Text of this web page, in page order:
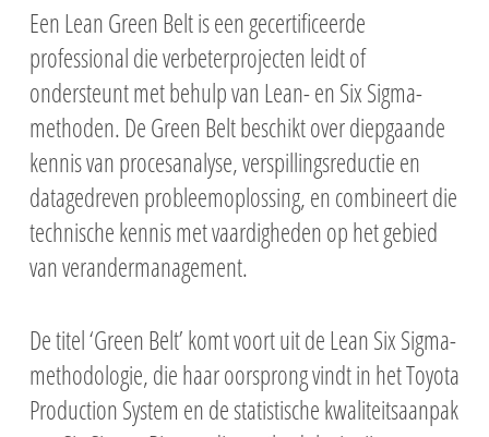
Een Lean Green Belt is een gecertificeerde
professional die verbeterprojecten leidt of
ondersteunt met behulp van Lean- en Six Sigma-
methoden. De Green Belt beschikt over diepgaande
kennis van procesanalyse, verspillingsreductie en
datagedreven probleemoplossing, en combineert die
technische kennis met vaardigheden op het gebied
van verandermanagement.
De titel ‘Green Belt’ komt voort uit de Lean Six Sigma-
methodologie, die haar oorsprong vindt in het Toyota
Production System en de statistische kwaliteitsaanpak